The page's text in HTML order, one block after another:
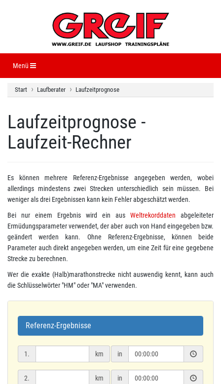
Menü Navigation ein-/ausblenden
Start Laufberater Laufzeitprognose
Laufzeitprognose -
Laufzeit-Rechner
Es können mehrere Referenz-Ergebnisse angegeben werden, wobei
allerdings mindestens zwei Strecken unterschiedlich sein müssen. Bei
weniger als drei Ergebnissen kann kein Fehler abgeschätzt werden.
Bei nur einem Ergebnis wird ein aus Weltrekorddaten abgeleiteter
Ermüdungsparameter verwendet, der aber auch von Hand eingegeben bzw.
geändert werden kann. Ohne Referenz-Ergebnisse, können beide
Parameter auch direkt angegeben werden, um eine Zeit für eine gegebene
Strecke zu berechnen.
Wer die exakte (Halb)marathonstrecke nicht auswendig kennt, kann auch
die Schlüsselwörter "HM" oder "MA" verwenden.
Referenz-Ergebnisse
1. km in
2. km in